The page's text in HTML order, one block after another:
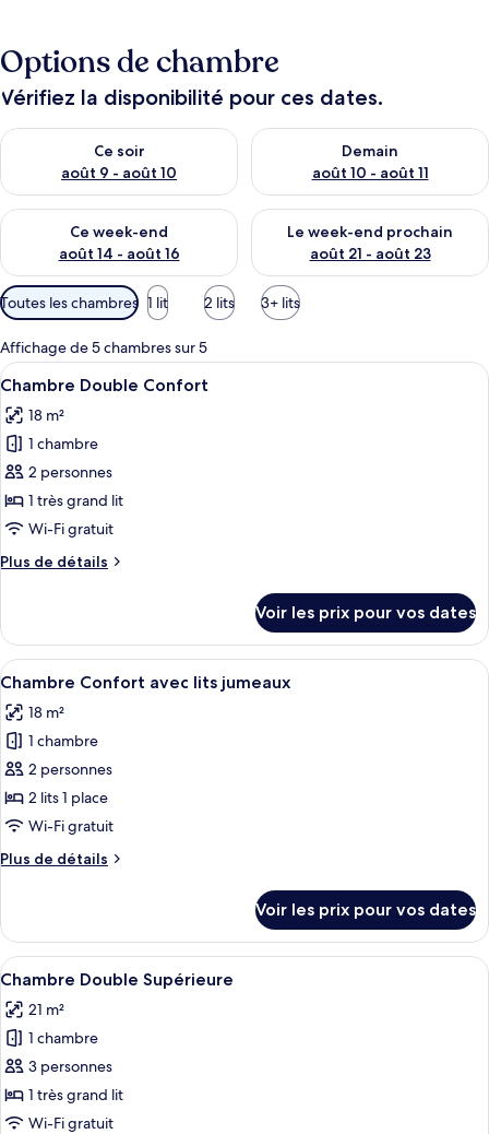
Options de chambre
Vérifiez la disponibilité pour ces dates.
Ce soir
août 9 - août 10
Vérifier la disponibilité pour ce soir août 9 - août 10
Demain
août 10 - août 11
Vérifier la disponibilité pour
Ce week-end
août 14 - août 16
Vérifier la disponibilité pour ce week-end août 14 - août 16
Le week-end prochain
août 21 - août 23
Vérifier la disponibilité pour
Filtres
disponibles
pour
les
chambres
Toutes les chambres 1 lit 2 lits 3+ lits
Affichage de 5 chambres sur 5
Afficher
toutes
les
photos
pour
ce
type
chambre :
Confort
Une chambre d’hôtel moderne
6
Chambre Double Confort
18 m²
1 chambre
2 personnes
1 très grand lit
Wi-Fi gratuit
Plus de détails
Plus
le
type
de
Chambre
Double
Confort
Voir les prix pour vos dates
Afficher
toutes
les
photos
pour
ce
type
chambre :
avec
lits
jumeaux
Une chambre d’hôtel moderne
6
Chambre Confort avec lits jumeaux
18 m²
1 chambre
2 personnes
2 lits 1 place
Wi-Fi gratuit
Plus de détails
Plus
le
type
de
Chambre
Confort
avec
lits
jumeaux
Voir les prix pour vos dates
Afficher
toutes
les
photos
pour
ce
type
Une chambre d’hôtel moderne
7
Chambre Double Supérieure
21 m²
1 chambre
3 personnes
1 très grand lit
Wi-Fi gratuit